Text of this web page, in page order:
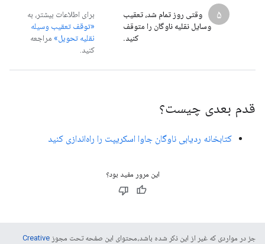
۵
وقتی روز تمام شد، تعقیب
وسایل نقلیه ناوگان را متوقف
کنید.
برای اطلاعات بیشتر، به
«توقف تعقیب وسیله
نقلیه تحویل» مراجعه
کنید.
قدم بعدی چیست؟
کتابخانه ردیابی ناوگان جاوا اسکریپت را راه‌اندازی کنید
این مرور مفید بود؟
جز در مواردی که غیر از این ذکر شده باشد،‌محتوای این صفحه تحت مجوز Creative